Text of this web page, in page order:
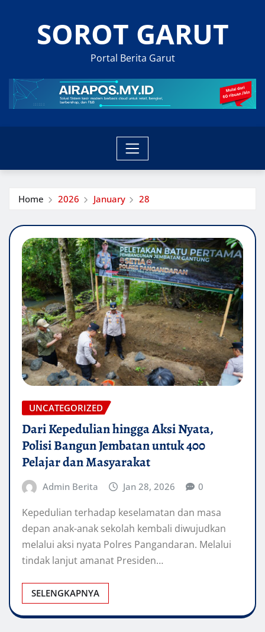
SOROT GARUT
Portal Berita Garut
Home 2026 January 28
UNCATEGORIZED
Dari Kepedulian hingga Aksi Nyata,
Polisi Bangun Jembatan untuk 400
Pelajar dan Masyarakat
Admin Berita Jan 28, 2026 0
Kepedulian terhadap keselamatan dan masa
depan anak-anak sekolah kembali diwujudkan
melalui aksi nyata Polres Pangandaran. Melalui
tindak lanjut amanat Presiden…
SELENGKAPNYA